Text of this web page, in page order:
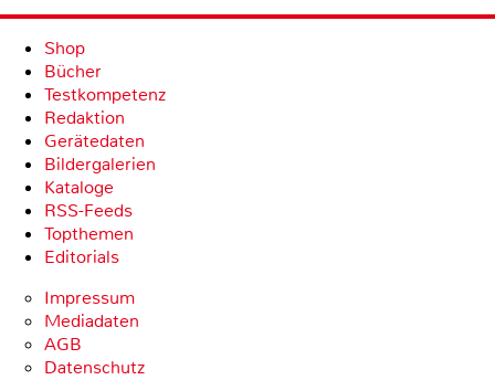
Shop
Bücher
Testkompetenz
Redaktion
Gerätedaten
Bildergalerien
Kataloge
RSS-Feeds
Topthemen
Editorials
Impressum
Mediadaten
AGB
Datenschutz